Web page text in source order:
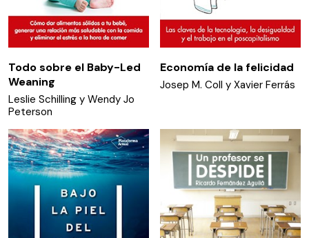
Todo sobre el Baby-Led
Weaning
Leslie Schilling y Wendy Jo
Peterson
Economía de la felicidad
Josep M. Coll y Xavier Ferrás